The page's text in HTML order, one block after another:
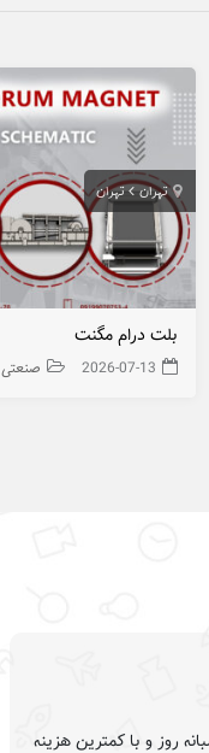
تهران تهران
بلت درام مگنت
2026-07-13 صنعتی
کرده است که کاربران به راحتی و در 24 ساعت از شبانه روز و با کمترین هزینه